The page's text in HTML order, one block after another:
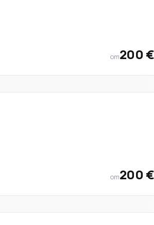
от200 €
от200 €